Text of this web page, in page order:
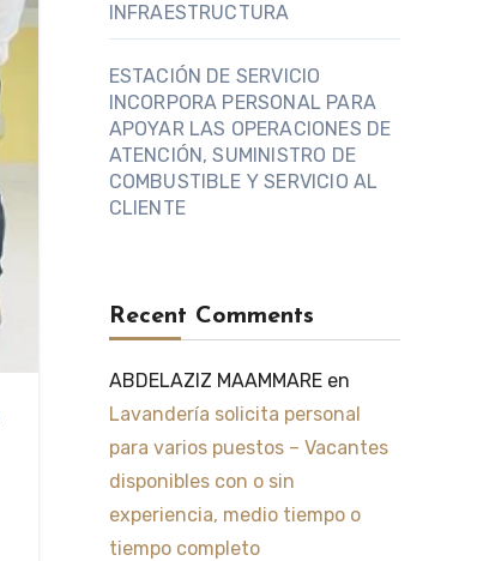
INFRAESTRUCTURA
ESTACIÓN DE SERVICIO
INCORPORA PERSONAL PARA
APOYAR LAS OPERACIONES DE
ATENCIÓN, SUMINISTRO DE
COMBUSTIBLE Y SERVICIO AL
CLIENTE
Recent Comments
ABDELAZIZ MAAMMAREen
Lavandería solicita personal
para varios puestos – Vacantes
disponibles con o sin
experiencia, medio tiempo o
tiempo completo